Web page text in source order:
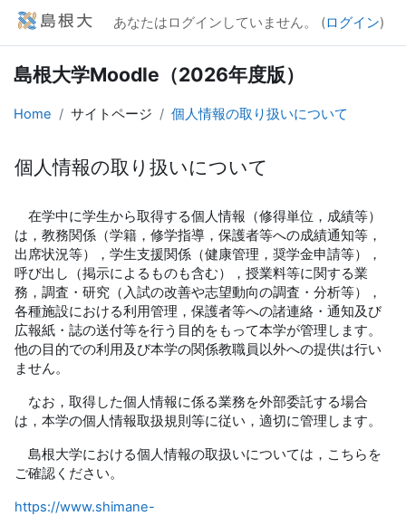
メインコンテンツへスキップする
あなたはログインしていません。 (ログイン)
島根大学Moodle（2026年度版）
Home サイトページ 個人情報の取り扱いについて
個人情報の取り扱いについて
在学中に学生から取得する個人情報（修得単位，成績等）
は，教務関係（学籍，修学指導，保護者等への成績通知等，
出席状況等），学生支援関係（健康管理，奨学金申請等），
呼び出し（掲示によるものも含む），授業料等に関する業
務，調査・研究（入試の改善や志望動向の調査・分析等），
各種施設における利用管理，保護者等への諸連絡・通知及び
広報紙・誌の送付等を行う目的をもって本学が管理します。
他の目的での利用及び本学の関係教職員以外への提供は行い
ません。
なお，取得した個人情報に係る業務を外部委託する場合
は，本学の個人情報取扱規則等に従い，適切に管理します。
島根大学における個人情報の取扱いについては，こちらを
ご確認ください。
https://www.shimane-